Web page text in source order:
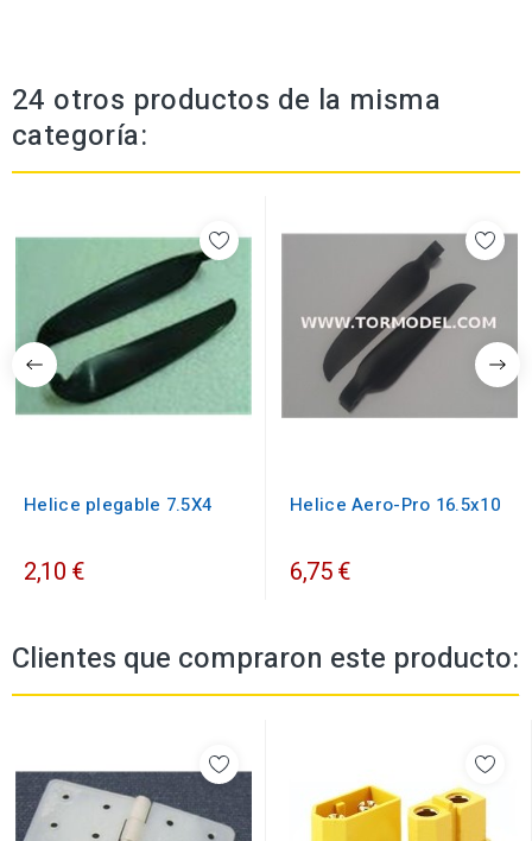
24 otros productos de la misma
categoría:
Helice plegable 7.5X4
2,10 €
Helice Aero-Pro 16.5x10
6,75 €
Clientes que compraron este producto: